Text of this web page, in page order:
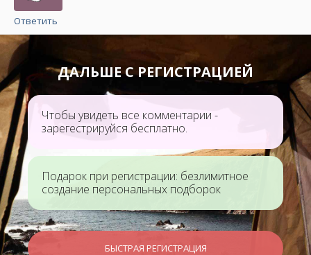
Ответить
ДАЛЬШЕ С РЕГИСТРАЦИЕЙ
Чтобы увидеть все комментарии -
зарегестрируйся бесплатно.
Подарок при регистрации: безлимитное
создание персональных подборок
БЫСТРАЯ РЕГИСТРАЦИЯ